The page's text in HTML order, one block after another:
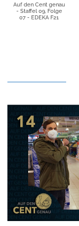
Auf den Cent genau
- Staffel 09, Folge
07 - EDEKA F21